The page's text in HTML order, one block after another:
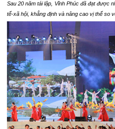
Sau 20 năm tái lập, Vĩnh Phúc đã đạt được
tế-xã hội, khẳng định và nâng cao vị thế so